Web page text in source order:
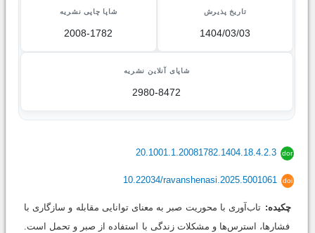
تاریخ پذیرش
1404/03/03
شاپا چاپی نشریه
2008-1782
شاپای آنلاین نشریه
2980-8472
dor
20.1001.1.20081782.1404.18.4.2.3
doi
10.22034/ravanshenasi.2025.5001061
چکیده: تاب‌آوری با محوریت صبر به ‌‌معنای توانایی مقابله و سازگاری با
فشارها، استرس‌ها و مشکلات زندگی با استفاده از صبر و تحمل است.